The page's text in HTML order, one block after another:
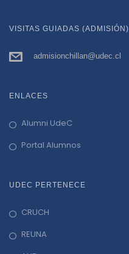
VISITAS GUIADAS (ADMISIÓN)
admisionchillan@udec.cl
ENLACES
Alumni UdeC
Portal Alumnos
UDEC PERTENECE
CRUCH
REUNA